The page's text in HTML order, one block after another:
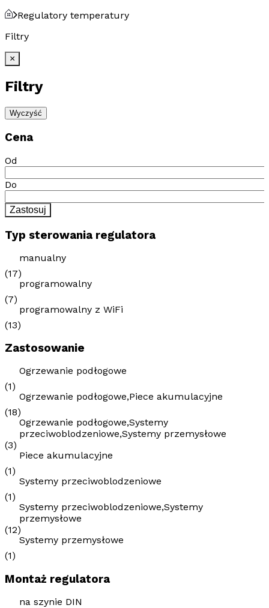
Regulatory temperatury
Filtry
×
Filtry
Wyczyść
Cena
Od
Do
Zastosuj
Typ sterowania regulatora
manualny
(17)
programowalny
(7)
programowalny z WiFi
(13)
Zastosowanie
Ogrzewanie podłogowe
(1)
Ogrzewanie podłogowe,Piece akumulacyjne
(18)
Ogrzewanie podłogowe,Systemy
przeciwoblodzeniowe,Systemy przemysłowe
(3)
Piece akumulacyjne
(1)
Systemy przeciwoblodzeniowe
(1)
Systemy przeciwoblodzeniowe,Systemy
przemysłowe
(12)
Systemy przemysłowe
(1)
Montaż regulatora
na szynie DIN